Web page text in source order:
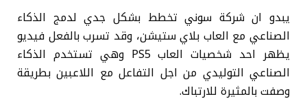
يبدو ان شركة سوني تخطط بشكل جدي لدمج الذكاء
الصناعي مع العاب بلاي ستيشن، وقد تسرب بالفعل فيديو
يظهر احد شخصيات العاب PS5 وهي تستخدم الذكاء
الصناعي التوليدي من اجل التفاعل مع اللاعبين بطريقة
وصفت بالمثيرة للارتباك.